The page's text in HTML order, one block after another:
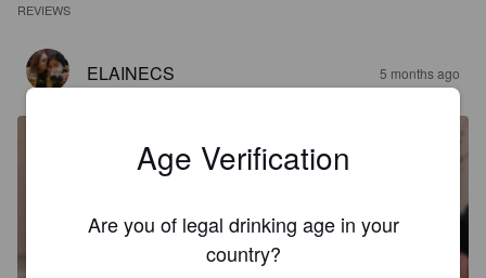
REVIEWS
ELAINECS 5 months ago
Age Verification
Are you of legal drinking age in your
country?